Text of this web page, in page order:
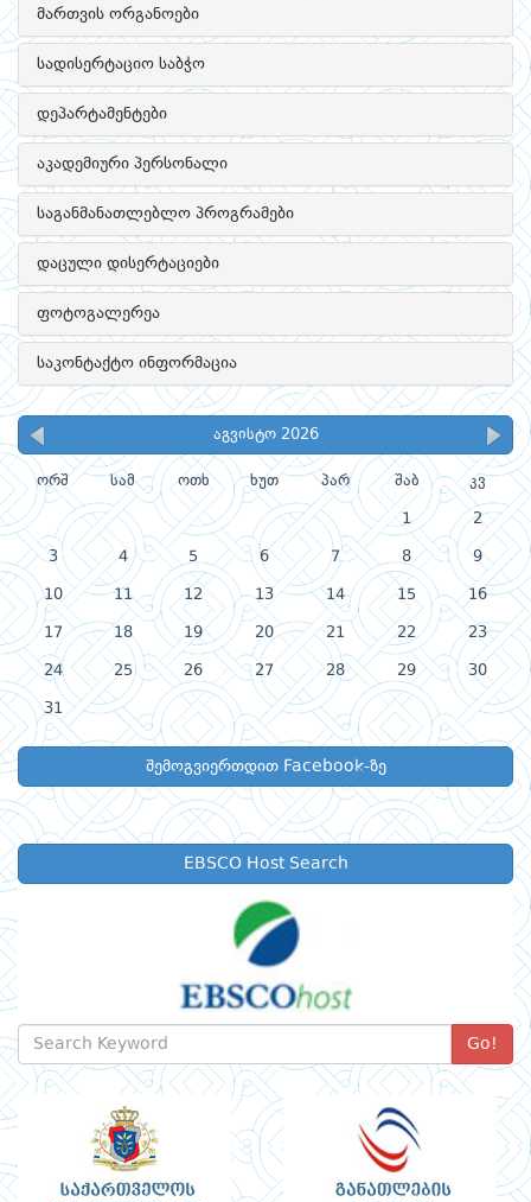
მართვის ორგანოები
სადისერტაციო საბჭო
დეპარტამენტები
აკადემიური პერსონალი
საგანმანათლებლო პროგრამები
დაცული დისერტაციები
ფოტოგალერეა
საკონტაქტო ინფორმაცია
აგვისტო 2026
ორშ სამ ოთხ ხუთ პარ შაბ კვ
1 2
3 4 5 6 7 8 9
10 11 12 13 14 15 16
17 18 19 20 21 22 23
24 25 26 27 28 29 30
31
შემოგვიერთდით Facebook-ზე
EBSCO Host Search
Go!